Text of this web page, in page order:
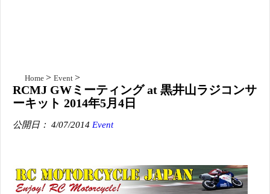
Home Event
RCMJ GWミーティング at 黒井山ラジコンサ
ーキット 2014年5月4日
公開日： 4/07/2014 Event